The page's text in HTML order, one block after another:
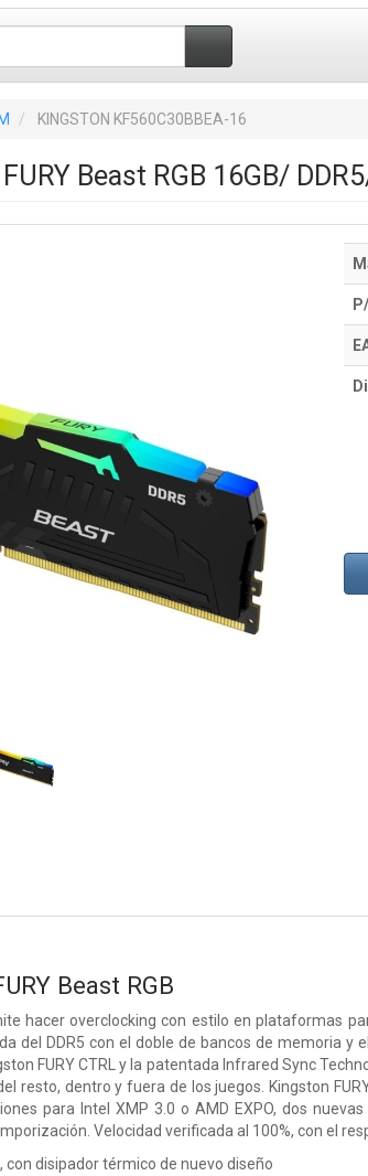
KINGSTON KF560C30BBEA-16
Beast RGB 16GB/
Beast RGB
hacer overclocking con estilo en plataformas
del DDR5 con el doble de bancos de memoria
FURY CTRL y la patentada Infrared Sync
resto, dentro y fuera de los juegos. Kingston
para Intel XMP 3.0 o AMD EXPO, dos
Velocidad verificada al 100%, con el
con disipador térmico de nuevo diseño